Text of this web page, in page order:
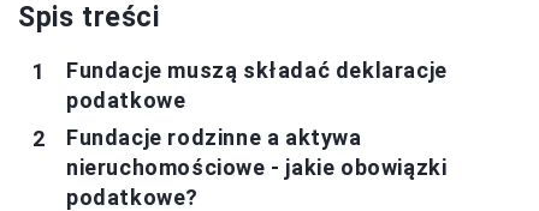
Spis treści
Fundacje muszą składać deklaracje
podatkowe
Fundacje rodzinne a aktywa
nieruchomościowe - jakie obowiązki
podatkowe?